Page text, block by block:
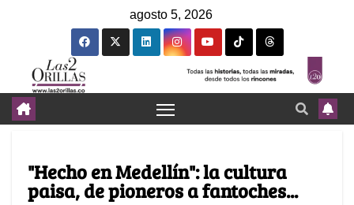
agosto 5, 2026
"Hecho en Medellín": la cultura
paisa, de pioneros a fantoches...